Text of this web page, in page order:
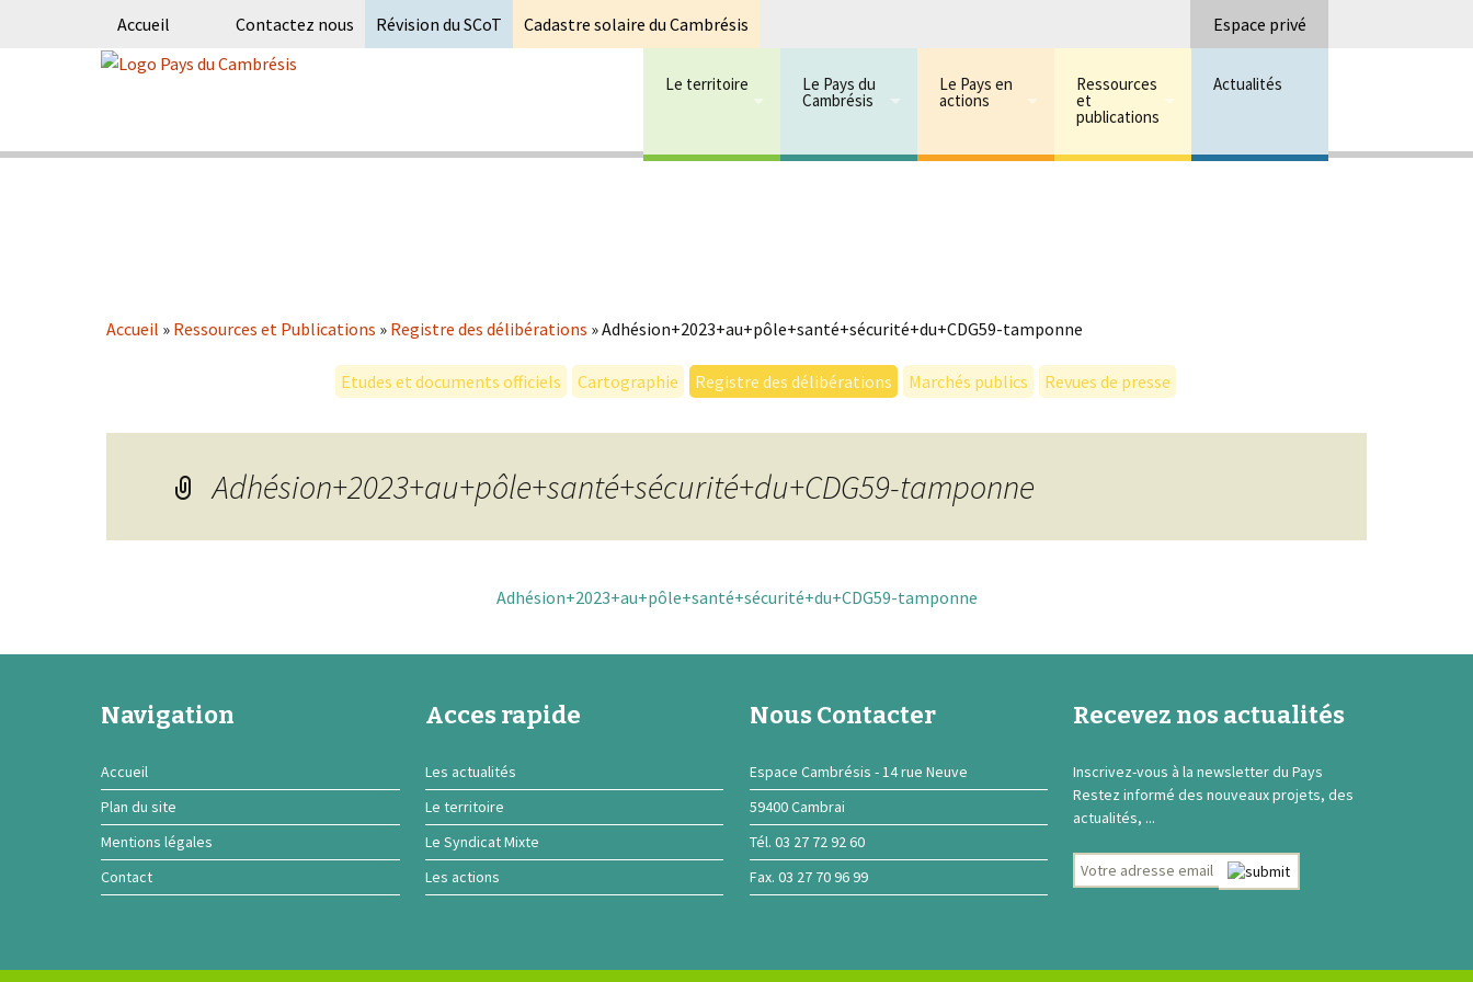
Accueil Contactez nous Révision du SCoT Cadastre solaire du Cambrésis Espace privé
Le territoire Le Pays du
Cambrésis
Le Pays en
actions
Ressources
et
publications
Actualités
Accueil » Ressources et Publications » Registre des délibérations »Adhésion+2023+au+pôle+santé+sécurité+du+CDG59-tamponne
Etudes et documents officiels Cartographie Registre des délibérations Marchés publics Revues de presse
Adhésion+2023+au+pôle+santé+sécurité+du+CDG59-tamponne
Adhésion+2023+au+pôle+santé+sécurité+du+CDG59-tamponne
Navigation
Accueil
Plan du site
Mentions légales
Contact
Acces rapide
Les actualités
Le territoire
Le Syndicat Mixte
Les actions
Nous Contacter
Espace Cambrésis - 14 rue Neuve
59400 Cambrai
Tél. 03 27 72 92 60
Fax. 03 27 70 96 99
Recevez nos actualités
Inscrivez-vous à la newsletter du Pays
Restez informé des nouveaux projets, des
actualités, ...